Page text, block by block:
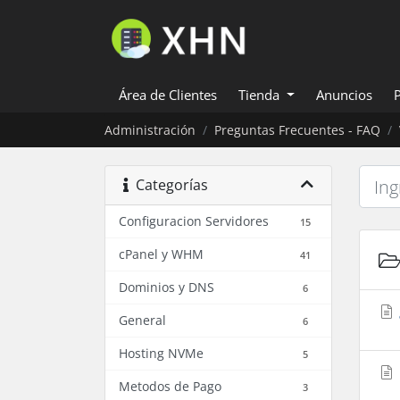
Área de Clientes Tienda Anuncios
Administración Preguntas Frecuentes - FAQ
Categorías
Configuracion Servidores 15
cPanel y WHM 41
Dominios y DNS 6
General 6
Hosting NVMe 5
Metodos de Pago 3